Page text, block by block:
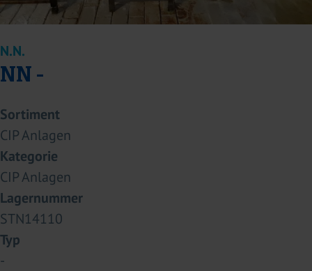
N.N.
NN -
Sortiment
CIP Anlagen
Kategorie
CIP Anlagen
Lagernummer
STN14110
Typ
-